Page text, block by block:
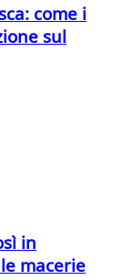
come i
sul
in
macerie